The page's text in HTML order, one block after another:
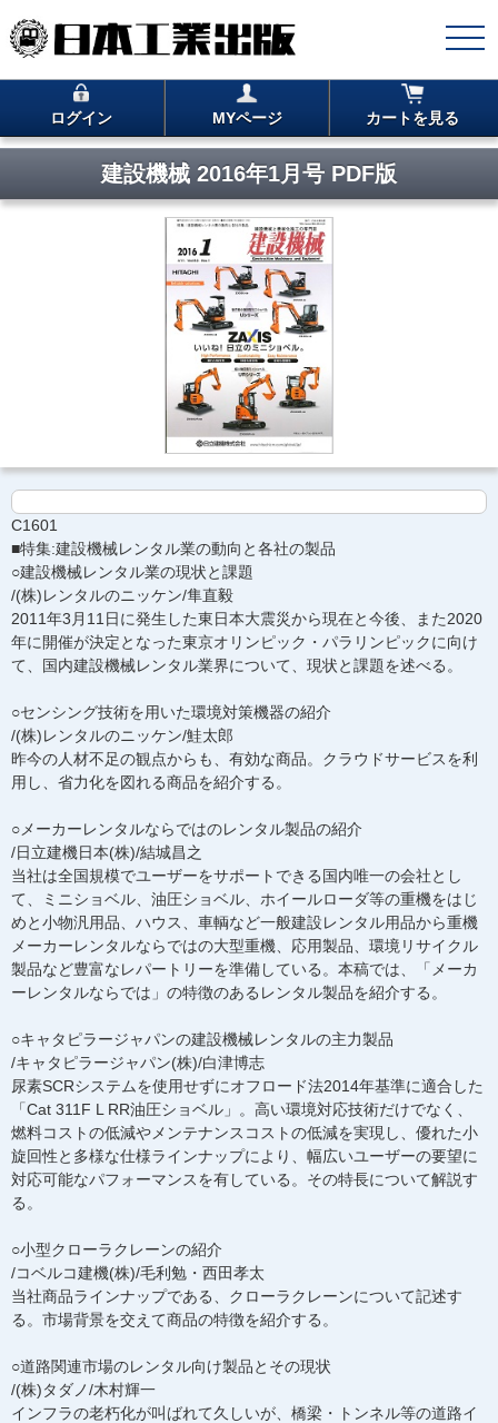
ログイン MYページ カートを見る
建設機械 2016年1月号 PDF版
C1601
■特集:建設機械レンタル業の動向と各社の製品
○建設機械レンタル業の現状と課題
/(株)レンタルのニッケン/隼直毅
2011年3月11日に発生した東日本大震災から現在と今後、また2020
年に開催が決定となった東京オリンピック・パラリンピックに向け
て、国内建設機械レンタル業界について、現状と課題を述べる。
○センシング技術を用いた環境対策機器の紹介
/(株)レンタルのニッケン/鮭太郎
昨今の人材不足の観点からも、有効な商品。クラウドサービスを利
用し、省力化を図れる商品を紹介する。
○メーカーレンタルならではのレンタル製品の紹介
/日立建機日本(株)/結城昌之
当社は全国規模でユーザーをサポートできる国内唯一の会社とし
て、ミニショベル、油圧ショベル、ホイールローダ等の重機をはじ
めと小物汎用品、ハウス、車輌など一般建設レンタル用品から重機
メーカーレンタルならではの大型重機、応用製品、環境リサイクル
製品など豊富なレパートリーを準備している。本稿では、「メーカ
ーレンタルならでは」の特徴のあるレンタル製品を紹介する。
○キャタピラージャパンの建設機械レンタルの主力製品
/キャタピラージャパン(株)/白津博志
尿素SCRシステムを使用せずにオフロード法2014年基準に適合した
「Cat 311F L RR油圧ショベル」。高い環境対応技術だけでなく、
燃料コストの低減やメンテナンスコストの低減を実現し、優れた小
旋回性と多様な仕様ラインナップにより、幅広いユーザーの要望に
対応可能なパフォーマンスを有している。その特長について解説す
る。
○小型クローラクレーンの紹介
/コベルコ建機(株)/毛利勉・西田孝太
当社商品ラインナップである、クローラクレーンについて記述す
る。市場背景を交えて商品の特徴を紹介する。
○道路関連市場のレンタル向け製品とその現状
/(株)タダノ/木村輝一
インフラの老朽化が叫ばれて久しいが、橋梁・トンネル等の道路イ